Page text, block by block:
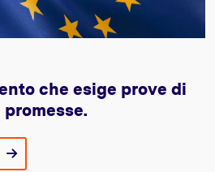
che esige prove di